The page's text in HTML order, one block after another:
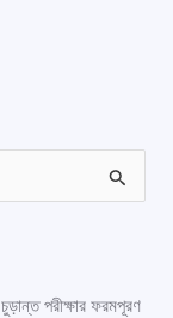
পরীক্ষার ফরমপূরণ